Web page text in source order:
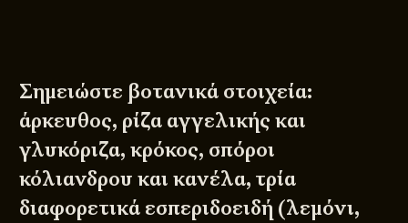
Σημειώστε βοτανικά στοιχεία:
άρκευθος, ρίζα αγγελικής και
γλυκόριζα, κρόκος, σπόροι
κόλιανδρου και κανέλα, τρία
διαφορετικά εσπεριδοειδή (λεμόνι,